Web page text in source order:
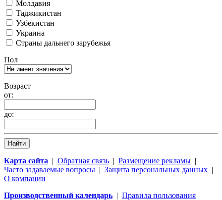
Молдавия
Таджикистан
Узбекистан
Украина
Страны дальнего зарубежья
Пол
Возраст
от:
до:
Найти
Карта сайта | Обратная связь | Размещение рекламы |
Часто задаваемые вопросы | Защита персональных данных |
О компании
Производственный календарь | Правила пользования